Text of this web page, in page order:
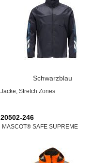
Schwarzblau
Jacke, Stretch Zones
20502-246
MASCOT® SAFE SUPREME